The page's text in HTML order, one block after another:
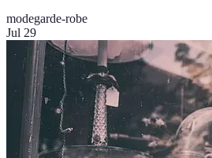
modegarde-robe
Jul 29